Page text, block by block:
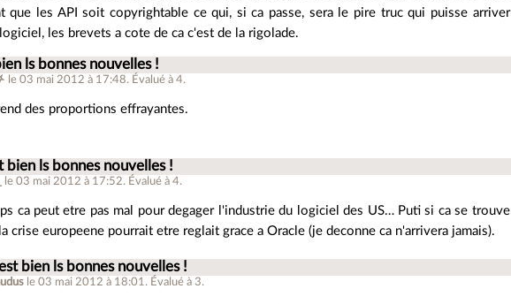
que les API soit copyrightable ce qui, si ca passe, sera le pire truc qui puisse arriver
les brevets a cote de ca c'est de la rigolade.
ls bonnes nouvelles !
le 03 mai 2012 à 17:48. Évalué à4.
des proportions effrayantes.
bien ls bonnes nouvelles !
le 03 mai 2012 à 17:52. Évalué à4.
ca peut etre pas mal pour degager l'industrie du logiciel des US… Puti si ca se trouve
crise europeene pourrait etre reglait grace a Oracle (je deconne ca n'arrivera jamais).
bien ls bonnes nouvelles !
le 03 mai 2012 à 18:01. Évalué à 3.